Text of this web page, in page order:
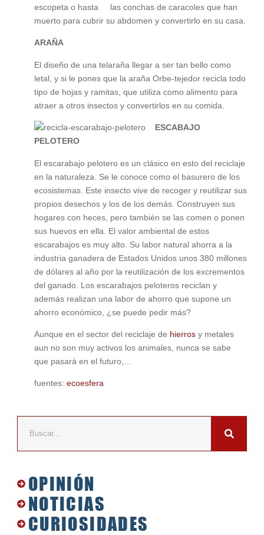
OPINIÓN
NOTICIAS
CURIOSIDADES
escopeta o hasta las conchas de caracoles que han
muerto para cubrir su abdomen y convertirlo en su casa.
ARAÑA
El diseño de una telaraña llegar a ser tan bello como
letal, y si le pones que la araña Orbe-tejedor recicla todo
tipo de hojas y ramitas, que utiliza como alimento para
atraer a otros insectos y convertirlos en su comida.
ESCABAJO
PELOTERO
El escarabajo pelotero es un clásico en esto del reciclaje
en la naturaleza. Se le conoce como el basurero de los
ecosistemas. Este insecto vive de recoger y reutilizar sus
propios desechos y los de los demás. Construyen sus
hogares con heces, pero también se las comen o ponen
sus huevos en ella. El valor ambiental de estos
escarabajos es muy alto. Su labor natural ahorra a la
industria ganadera de Estados Unidos unos 380 millones
de dólares al año por la reutilización de los excrementos
del ganado. Los escarabajos peloteros reciclan y
además realizan una labor de ahorro que supone un
ahorro económico, ¿se puede pedir más?
Aunque en el sector del reciclaje de hierrosy metales
aun no son muy activos los animales, nunca se sabe
que pasará en el futuro,…
fuentes: ecoesfera